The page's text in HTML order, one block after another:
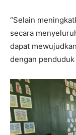
“Selain
secara
dapat
dengan penduduk